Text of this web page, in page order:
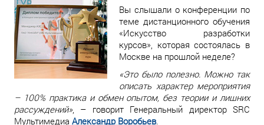
Вы слышали о конференции по
теме дистанционного обучения
«Искусство разработки
курсов», которая состоялась в
Москве на прошлой неделе?
«Это было полезно. Можно так
описать характер мероприятия
– 100% практика и обмен опытом, без теории и лишних
рассуждений», – говорит Генеральный директор SRC
Мультимедиа Александр Воробьев.